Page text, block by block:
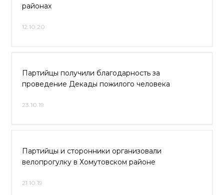
районах
12.10.20
Партийцы получили благодарность за
проведение Декады пожилого человека
23.10.19
Партийцы и сторонники организовали
велопрогулку в Хомутовском районе
21.10.19